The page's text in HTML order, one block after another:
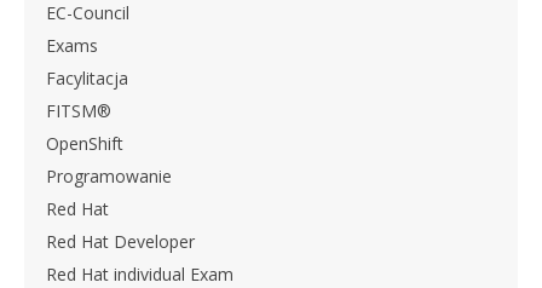
EC-Council
Exams
Facylitacja
FITSM®
OpenShift
Programowanie
Red Hat
Red Hat Developer
Red Hat individual Exam